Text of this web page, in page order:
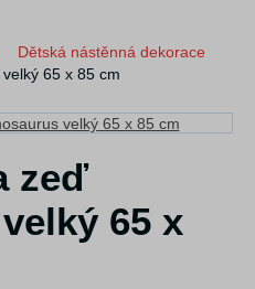
Dětská nástěnná dekorace
65 x 85 cm
zeď
65 x